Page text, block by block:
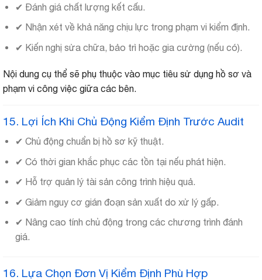
✔ Đánh giá chất lượng kết cấu.
✔ Nhận xét về khả năng chịu lực trong phạm vi kiểm định.
✔ Kiến nghị sửa chữa, bảo trì hoặc gia cường (nếu có).
Nội dung cụ thể sẽ phụ thuộc vào mục tiêu sử dụng hồ sơ và
phạm vi công việc giữa các bên.
15. Lợi Ích Khi Chủ Động Kiểm Định Trước Audit
✔ Chủ động chuẩn bị hồ sơ kỹ thuật.
✔ Có thời gian khắc phục các tồn tại nếu phát hiện.
✔ Hỗ trợ quản lý tài sản công trình hiệu quả.
✔ Giảm nguy cơ gián đoạn sản xuất do xử lý gấp.
✔ Nâng cao tính chủ động trong các chương trình đánh
giá.
16. Lựa Chọn Đơn Vị Kiểm Định Phù Hợp